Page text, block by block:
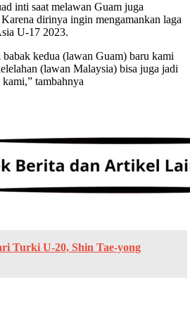
inti saat melawan Guam juga
dirinya ingin mengamankan laga
U-17 2023.
kedua (lawan Guam) baru kami
(lawan Malaysia) bisa juga jadi
tambahnya
Turki U-20, Shin Tae-yong